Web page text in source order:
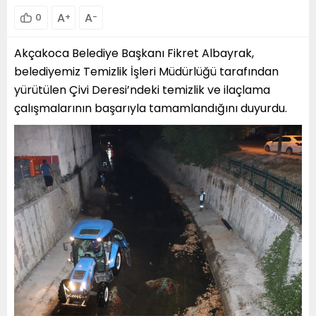
0 A+ A-
Akçakoca Belediye Başkanı Fikret Albayrak,
belediyemiz Temizlik İşleri Müdürlüğü tarafından
yürütülen Çivi Deresi’ndeki temizlik ve ilaçlama
çalışmalarının başarıyla tamamlandığını duyurdu.